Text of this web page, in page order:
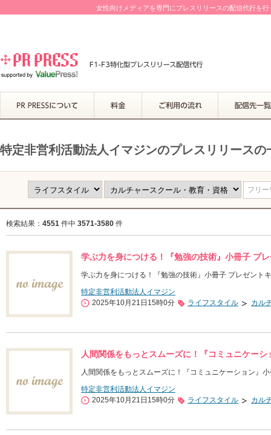
女性向けメディアを専門にプレスリリースの配信代行を
特定非営利活動法人イマジンのプレスリリースの
フリ
検索結果： 4551 件中 3571-3580 件
学ぶ力を身につける！『勉強の技術』小冊子 プ
学ぶ力を身につける！『勉強の技術』小冊子 プレゼント
特定非営利活動法人イマジン
2025年10月21日15時0分
ライフスタイル カル
人間関係をもっとスムーズに！『コミュニケー
人間関係をもっとスムーズに！『コミュニケーション』
特定非営利活動法人イマジン
2025年10月21日15時0分
ライフスタイル カル